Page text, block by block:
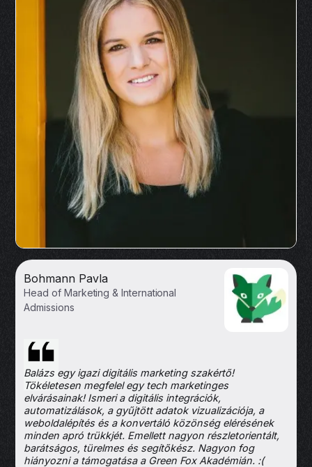
Bohmann Pavla
Head of Marketing & International
Admissions
Balázs egy igazi digitális marketing szakértő!
Tökéletesen megfelel egy tech marketinges
elvárásainak! Ismeri a digitális integrációk,
automatizálások, a gyűjtött adatok vizualizációja, a
weboldalépítés és a konvertáló közönség elérésének
minden apró trükkjét. Emellett nagyon részletorientált,
barátságos, türelmes és segítőkész. Nagyon fog
hiányozni a támogatása a Green Fox Akadémián. :(